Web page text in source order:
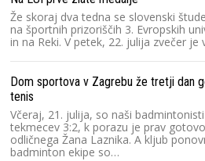
Že skoraj dva tedna se slovenski
na športnih prizoriščih 3. Evropskih
in na Reki. V petek, 22. julija zvečer
Dom sportova v Zagrebu že tretji dan
tenis
Včeraj, 21. julija, so naši
tekmecev 3:2, k porazu je prav
odličnega Žana Laznika. A kljub
badminton ekipe so…